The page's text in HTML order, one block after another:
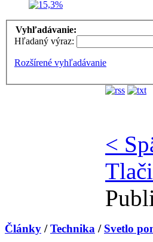
Vyhľadávanie:
Hľadaný výraz:
Rozšírené vyhľadávanie
<
Články /Technika / Svetlo